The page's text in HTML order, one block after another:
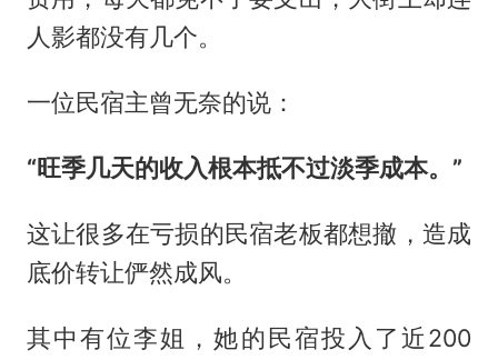
人影都没有几个。
一位民宿主曾无奈的说：
“旺季几天的收入根本抵不过淡季成本。”
这让很多在亏损的民宿老板都想撤，造成
底价转让俨然成风。
其中有位李姐，她的民宿投入了近200